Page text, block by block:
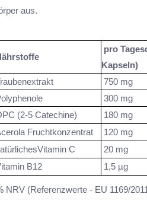
aus.
pro
Kapseln)
750 mg
300 mg
(2-5 Catechine)
180 mg
Fruchtkonzentrat
120 mg
C
20 mg
B12
1,5 µg
NRV (Referenzwerte - EU 1169/